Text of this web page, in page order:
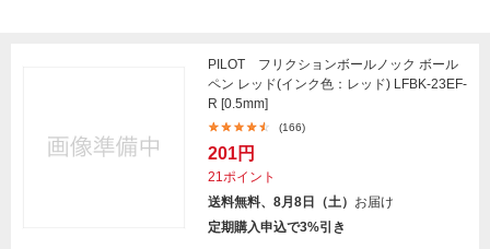
PILOT フリクションボールノック ボール
ペン レッド(インク色：レッド) LFBK-23EF-
R [0.5mm]
(166)
201円
21ポイント
送料無料、8月8日（土） お届け
定期購入申込で3%引き